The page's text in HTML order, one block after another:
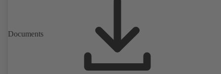
Documents